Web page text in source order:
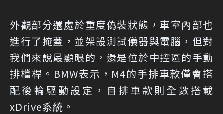
外觀部分還處於重度偽裝狀態，車室內部也
進行了掩蓋，並架設測試儀器與電腦，但對
我們來說最顯眼的，還是位於中控區的手動
排檔桿。BMW表示，M4的手排車款僅會搭
配後輪驅動設定，自排車款則全數搭載
xDrive系統。